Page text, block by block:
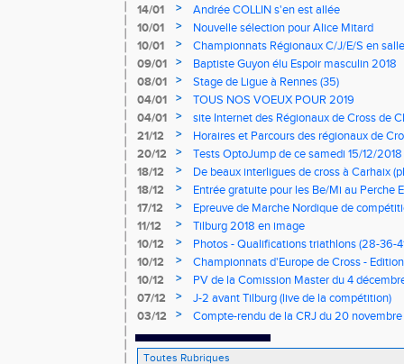
14/01
>
Andrée COLLIN s'en est allée
10/01
>
Nouvelle sélection pour Alice Mitard
10/01
>
Championnats Régionaux C/J/E/S en
mercredi à 9h00
09/01 >
Baptiste Guyon élu Espoir masculin 2018
08/01
>
Stage de Ligue à Rennes (35)
04/01
>
TOUS NOS VOEUX POUR 2019
04/01
>
site Internet des Régionaux de Cross de
21/12
>
Horaires et Parcours des régionaux de
20/12
>
Tests OptoJump de ce samedi 15/12/2018
18/12
>
De beaux interligues de cross à Carhaix
18/12
>
Entrée gratuite pour les Be/Mi au Perche
17/12
>
Epreuve de Marche Nordique de
de cross du Loir et Cher
11/12 >
Tilburg 2018 en image
10/12
>
Photos - Qualifications triathlons (28-36-
10/12
>
Championnats d'Europe de Cross -
10/12
>
PV de la Comission Master du 4
07/12
>
J-2 avant Tilburg (live de la compétition)
03/12
> Compte-rendu de la CRJ du 20 novembre